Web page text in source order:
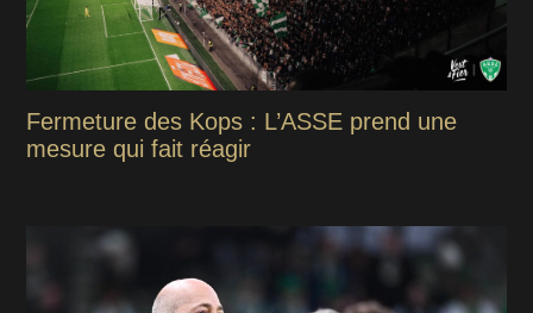
Fermeture des Kops : L’ASSE prend une
mesure qui fait réagir